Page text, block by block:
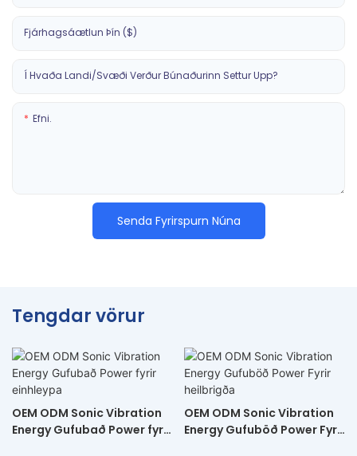
Fjárhagsáætlun Þín ($)
Í Hvaða Landi/svæði Verður Búnaðurinn Settur Upp?
Efni.
Senda Fyrirspurn Núna
Tengdar vörur
OEM ODM Sonic Vibration
Energy Gufubað Power fyrir
OEM ODM Sonic Vibration
Energy Gufuböð Power Fyrir